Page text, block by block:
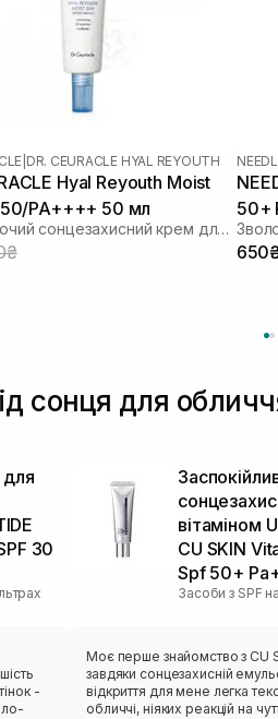
DR. CEURACLE HYAL REYOUTH
Hyal Reyouth Moist
50/PA++++ 50 мл
Зволожуючий сонцезахисний крем для обличчя з гіалуроновою кислотою
50+
сонця для
30
-
вітаміном
CU SKIN
Spf 50+
Засоби з SPF
Моє перше знайомство з CU
завдяки сонцезахисній
відкриття для мене легка
обличчі, ніяких реакцій на